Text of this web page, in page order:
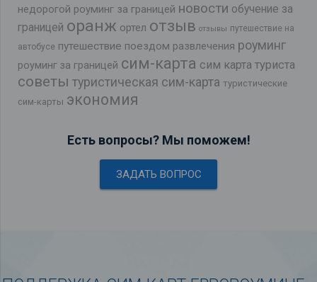
недорогой роуминг за границей новости обучение за
границей оранж ортел отзыв отзывы путешествие на
автобусе путешествие поездом развлечения роуминг
роуминг за границей сим-карта сим карта туриста
советы туристическая сим-карта туристические
сим-карты экономия
Есть вопросы? Мы поможем!
ЗАДАТЬ ВОПРОС